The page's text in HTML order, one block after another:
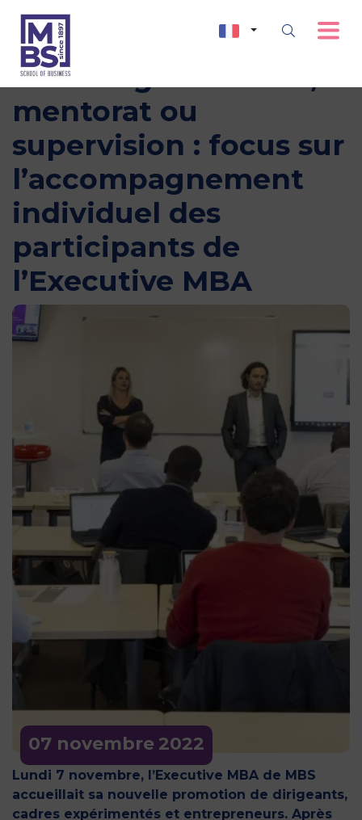
07 novembre2022
Coaching individuel,
mentorat ou
supervision : focus sur
l’accompagnement
individuel des
participants de
l’Executive MBA
Lundi 7 novembre, l’Executive MBA de MBS
accueillait sa nouvelle promotion de dirigeants,
cadres expérimentés et entrepreneurs. Après